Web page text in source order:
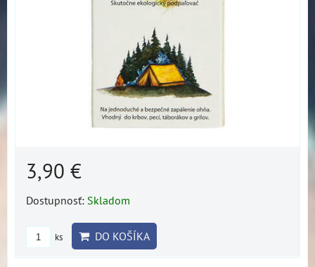
3,90 €
Dostupnosť: Skladom
ks DO KOŠÍKA